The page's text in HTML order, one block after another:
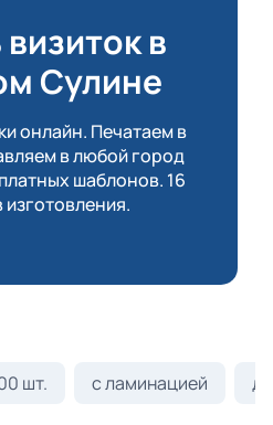
в
Сулине
онлайн. Печатаем в
в любой город
шаблонов. 16
шт. с ламинацией